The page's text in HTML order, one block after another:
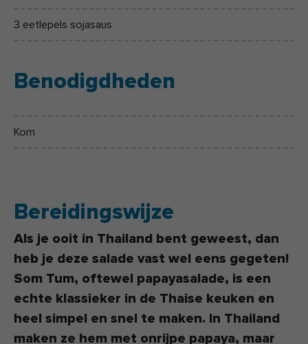
3 eetlepels sojasaus
Benodigdheden
Kom
Bereidingswijze
Als je ooit in Thailand bent geweest, dan
heb je deze salade vast wel eens gegeten!
Som Tum, oftewel papayasalade, is een
echte klassieker in de Thaise keuken en
heel simpel en snel te maken. In Thailand
maken ze hem met onrijpe papaya, maar